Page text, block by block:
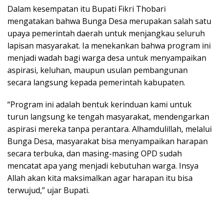
Dalam kesempatan itu Bupati Fikri Thobari
mengatakan bahwa Bunga Desa merupakan salah satu
upaya pemerintah daerah untuk menjangkau seluruh
lapisan masyarakat. Ia menekankan bahwa program ini
menjadi wadah bagi warga desa untuk menyampaikan
aspirasi, keluhan, maupun usulan pembangunan
secara langsung kepada pemerintah kabupaten.
“Program ini adalah bentuk kerinduan kami untuk
turun langsung ke tengah masyarakat, mendengarkan
aspirasi mereka tanpa perantara. Alhamdulillah, melalui
Bunga Desa, masyarakat bisa menyampaikan harapan
secara terbuka, dan masing-masing OPD sudah
mencatat apa yang menjadi kebutuhan warga. Insya
Allah akan kita maksimalkan agar harapan itu bisa
terwujud,” ujar Bupati.